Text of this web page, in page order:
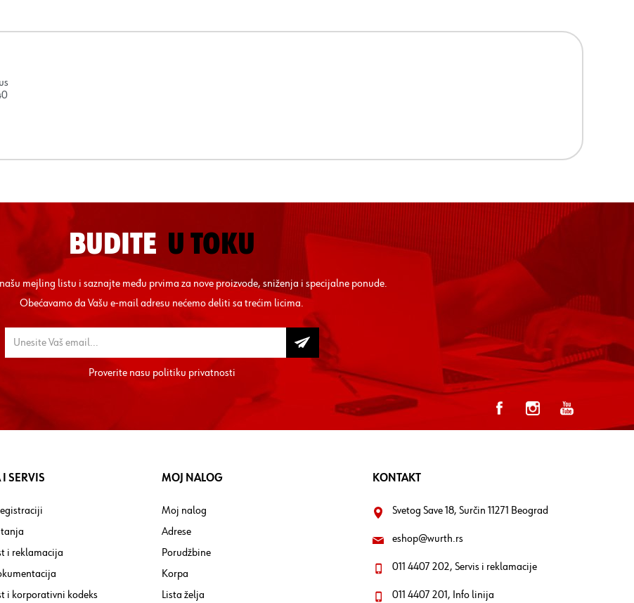
BUDITE U TOKU
mejling listu i saznajte među prvima za nove proizvode, sniženja i specijalne ponude.
Obećavamo da Vašu e-mail adresu nećemo deliti sa trećim licima.
Proverite nasupolitiku privatnosti
I SERVIS
i reklamacija
i korporativni kodeks
MOJ NALOG
Moj nalog
Adrese
Porudžbine
Korpa
Lista želja
KONTAKT
Svetog Save 18, Surčin 11271 Beograd
eshop@wurth.rs
011 4407 202, Servis i reklamacije
011 4407 201, Info linija